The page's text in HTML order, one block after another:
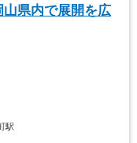
山県内で展開を広
駅